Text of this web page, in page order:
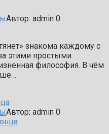
Автор: admin 0
знакома каждому с
этими простыми
философия. В чём
Автор: admin 0